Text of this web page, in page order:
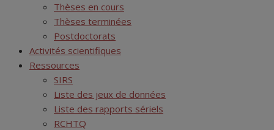
Thèses en cours
Thèses terminées
Postdoctorats
Activités scientifiques
Ressources
SIRS
Liste des jeux de données
Liste des rapports sériels
RCHTQ